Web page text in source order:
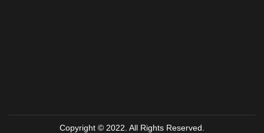
Copyright © 2022. All Rights Reserved.